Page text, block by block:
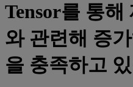
Tensor를 통
와 관련해 증
을 충족하고